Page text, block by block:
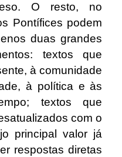
O resto, no
Pontífices podem
duas grandes
textos que
à comunidade
à política e às
textos que
com o
principal valor já
respostas diretas